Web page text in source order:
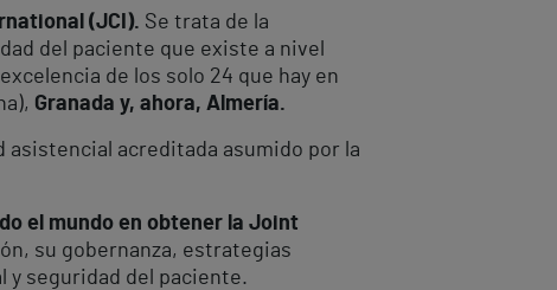
(JCI). Se trata de la
del paciente que existe a nivel
de los solo 24 que hay en
Granada y, ahora, Almería.
asistencial acreditada asumido por la
el mundo en obtener la Joint
su gobernanza, estrategias
y seguridad del paciente.